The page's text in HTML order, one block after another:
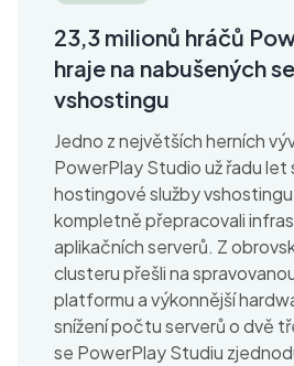
23,3 milionů hráčů
hraje na nabušených
vshostingu
Jedno z největších herních
PowerPlay Studio už řadu let
hostingové služby
kompletně přepracovali
aplikačních serverů. Z
clusteru přešli na
platformu a výkonnější
snížení počtu serverů o dvě
se PowerPlay Studiu